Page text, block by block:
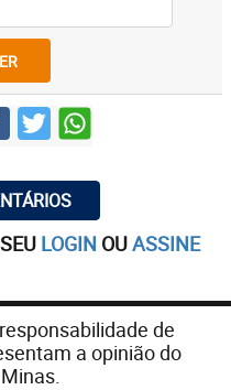
LOGIN OUASSINE
de
a opinião do